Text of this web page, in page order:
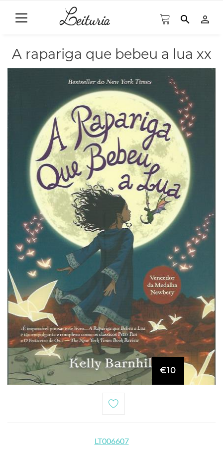
search person_outline
A rapariga que bebeu a lua xx
€10
LT006607